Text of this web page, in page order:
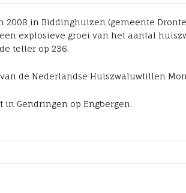
in Biddinghuizen (gemeente
explosieve groei van het aantal
teller op 236.
de Nederlandse Huiszwaluwtillen
in Gendringen op Engbergen.